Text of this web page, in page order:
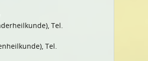
Tel.
Tel.